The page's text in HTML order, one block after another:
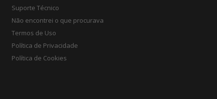
Suporte Técnico
Não encontrei o que procurava
Termos de Uso
Política de Privacidade
Política de Cookies